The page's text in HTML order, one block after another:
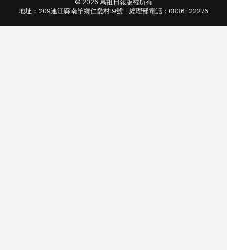
地址：209連江縣南竿鄉仁愛村19號｜經理部電話：0836-22276